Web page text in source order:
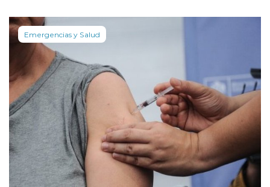
Emergencias y Salud